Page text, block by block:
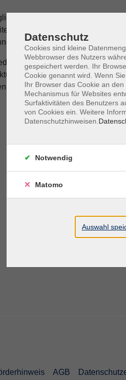
die Geschichte der
Das betrifft auch die
ein Urteil in das Speziallager
Buchenwald
Forschungsergebnisse.
und möchten
AGB
Datenschutz
Cookies sind kleine
Webbrowser des Nutzers
gespeichert werden. Ihr
Cookie genannt wird. Wenn
Ihr Browser das Cookie an
Mechanismus für Websites
Surfaktivitäten des Benutzers
von Cookies ein. Weitere
Datenschutzhinweisen.
Notwendig
Matomo
Auswahl